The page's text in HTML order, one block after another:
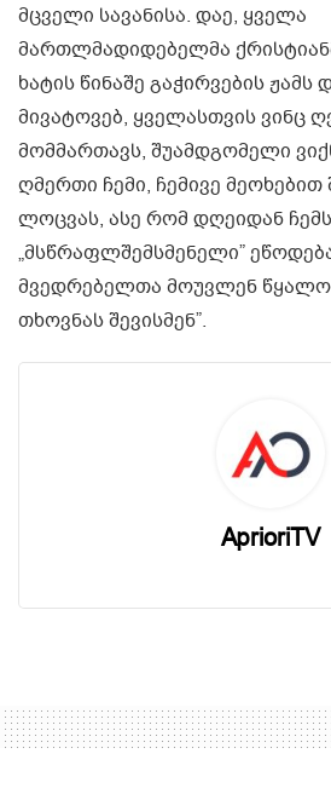
მცველი სავანისა. დაე, ყველა
მართლმადიდებელმა
ხატის წინაშე გაჭირვების ჟამს
მივატოვებ, ყველასთვის ვინც
მომმართავს, შუამდგომელი
ღმერთი ჩემი, ჩემივე მეოხებით
ლოცვას, ასე რომ დღეიდან
„მსწრაფლშემსმენელი”
მვედრებელთა მოუვლენ
თხოვნას შევისმენ”.
AprioriTV